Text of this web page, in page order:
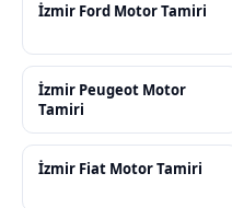
İzmir Ford Motor Tamiri
İzmir Peugeot Motor
Tamiri
İzmir Fiat Motor Tamiri